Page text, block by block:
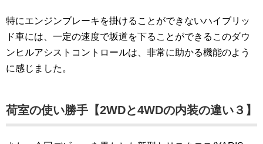
特にエンジンブレーキを掛けることができないハイブリッ
ド車には、一定の速度で坂道を下ることができるこのダウ
ンヒルアシストコントロールは、非常に助かる機能のよう
に感じました。
荷室の使い勝手【2WDと4WDの内装の違い３】